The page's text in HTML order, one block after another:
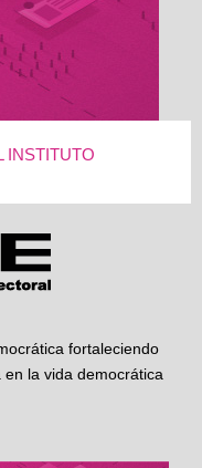
INSTITUTO
fortaleciendo
la vida democrática